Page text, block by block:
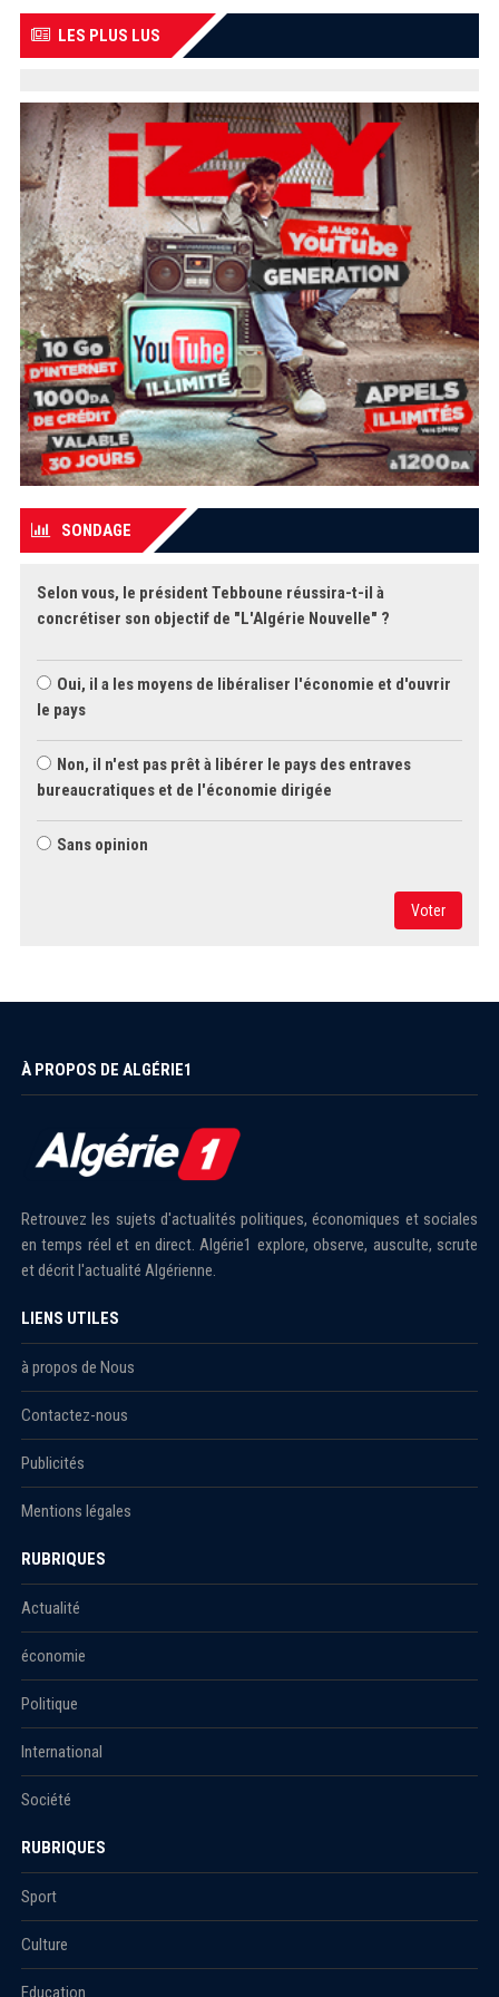
LES PLUS LUS
SONDAGE
Selon vous, le président Tebboune réussira-t-il à
concrétiser son objectif de "L'Algérie Nouvelle" ?
Oui, il a les moyens de libéraliser l'économie et d'ouvrir
le pays
Non, il n'est pas prêt à libérer le pays des entraves
bureaucratiques et de l'économie dirigée
Sans opinion
Voter
À PROPOS DE ALGÉRIE1
Retrouvez les sujets d'actualités politiques, économiques et sociales
en temps réel et en direct. Algérie1 explore, observe, ausculte, scrute
et décrit l'actualité Algérienne.
LIENS UTILES
à propos de Nous
Contactez-nous
Publicités
Mentions légales
RUBRIQUES
Actualité
économie
Politique
International
Société
RUBRIQUES
Sport
Culture
Education